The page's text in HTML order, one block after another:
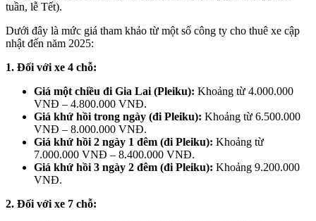
tuần, lễ Tết).
Dưới đây là mức giá tham khảo từ một số công ty cho thuê xe cập
nhật đến năm 2025:
1. Đối với xe 4 chỗ:
Giá một chiều đi Gia Lai (Pleiku): Khoảng từ 4.000.000
VNĐ – 4.800.000 VNĐ.
Giá khứ hồi trong ngày (đi Pleiku): Khoảng từ 6.500.000
VNĐ – 8.000.000 VNĐ.
Giá khứ hồi 2 ngày 1 đêm (đi Pleiku): Khoảng từ
7.000.000 VNĐ – 8.400.000 VNĐ.
Giá khứ hồi 3 ngày 2 đêm (đi Pleiku): Khoảng 9.200.000
VNĐ.
2. Đối với xe 7 chỗ: